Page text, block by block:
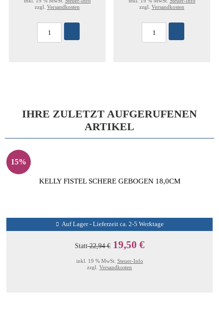
zzgl. Versandkosten
zzgl. Versandkosten
IHRE ZULETZT AUFGERUFENEN
ARTIKEL
15%
KELLY FISTEL SCHERE GEBOGEN 18,0CM
Auf Lager - Lieferzeit ca. 2-5 Werktage
Statt22,94 € 19,50 €
inkl. 19 % MwSt. Steuer-Info
zzgl. Versandkosten